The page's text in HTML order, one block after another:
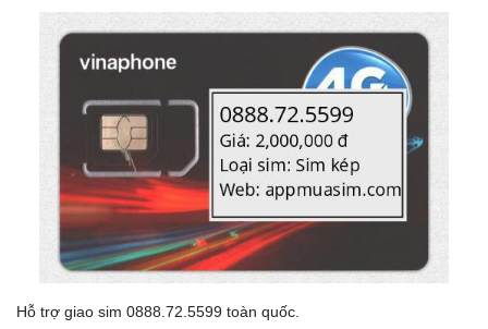
Hỗ trợ giao sim 0888.72.5599 toàn quốc.